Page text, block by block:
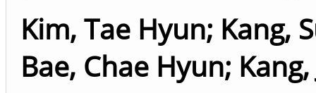
Kim, Tae Hyun; Kang,
Bae, Chae Hyun;